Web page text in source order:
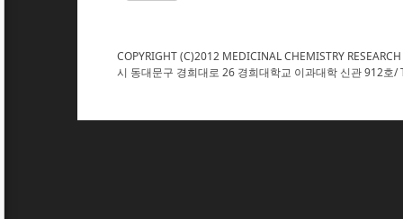
COPYRIGHT (C)2012 MEDICINAL CHEMISTRY
시 동대문구 경희대로 26 경희대학교 이과대학 신관 912